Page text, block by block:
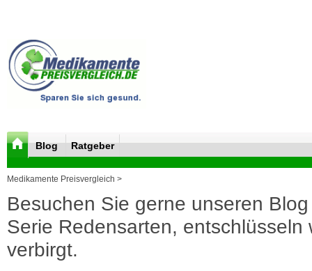
Blog Ratgeber
Medikamente Preisvergleich >
Besuchen Sie gerne unseren
Serie Redensarten, entschlüsseln
verbirgt.